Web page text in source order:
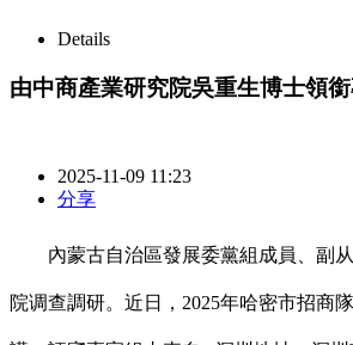
Details
由中商產業研究院吳重生博士領
2025-11-09 11:23
分享
內蒙古自治區發展委黨組成員、副从
院调查調研。近日，2025年哈密市招商